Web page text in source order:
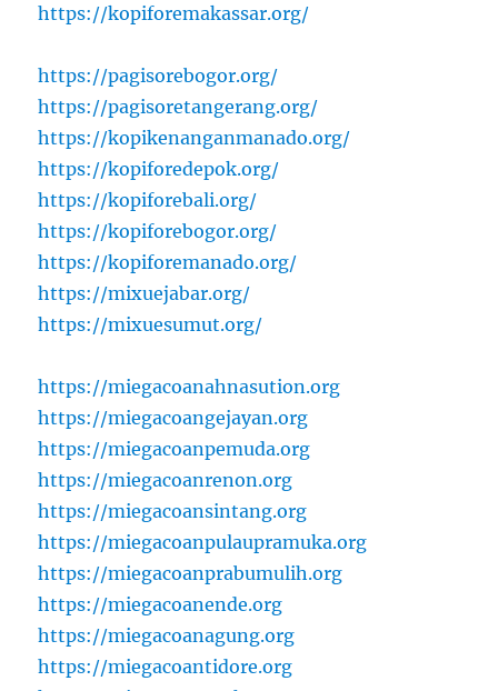
https://kopiforemakassar.org/
https://pagisorebogor.org/
https://pagisoretangerang.org/
https://kopikenanganmanado.org/
https://kopiforedepok.org/
https://kopiforebali.org/
https://kopiforebogor.org/
https://kopiforemanado.org/
https://mixuejabar.org/
https://mixuesumut.org/
https://miegacoanahnasution.org
https://miegacoangejayan.org
https://miegacoanpemuda.org
https://miegacoanrenon.org
https://miegacoansintang.org
https://miegacoanpulaupramuka.org
https://miegacoanprabumulih.org
https://miegacoanende.org
https://miegacoanagung.org
https://miegacoantidore.org